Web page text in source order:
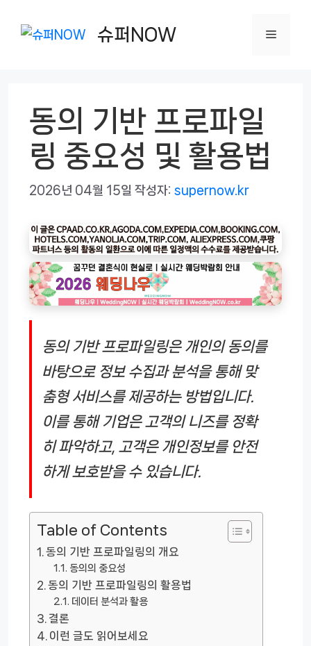
슈퍼NOW 메
동의 기반 프로파일
링 중요성 및 활용법
2026년 04월 15일 작성자: supernow.kr
동의 기반 프로파일링은 개인의 동의를
바탕으로 정보 수집과 분석을 통해 맞
춤형 서비스를 제공하는 방법입니다.
이를 통해 기업은 고객의 니즈를 정확
히 파악하고, 고객은 개인정보를 안전
하게 보호받을 수 있습니다.
Table of Contents
동의 기반 프로파일링의 개요
동의의 중요성
동의 기반 프로파일링의 활용법
데이터 분석과 활용
결론
이런 글도 읽어보세요